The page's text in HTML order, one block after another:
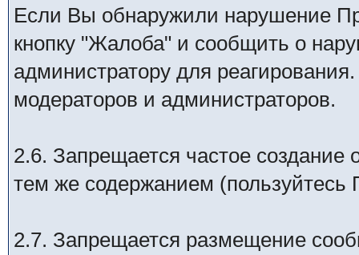
Если Вы обнаружили нарушение
кнопку "Жалоба" и сообщить о
администратору для
модераторов и администраторов.
2.6. Запрещается частое
тем же содержанием (пользуйтесь
2.7. Запрещается размещение